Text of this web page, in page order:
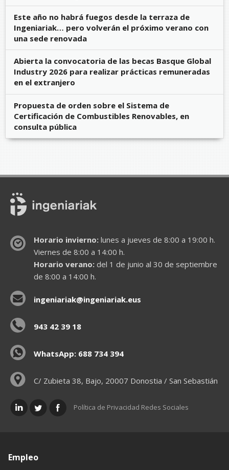
Este año no habrá fuegos desde la terraza de
Ingeniariak… pero volverán el próximo verano con
una sede renovada
Abierta la convocatoria de las becas Basque Global
Industry 2026 para realizar prácticas remuneradas
en el extranjero
Propuesta de orden sobre el Sistema de
Certificación de Combustibles Renovables, en
consulta pública
Horario invierno:lunes a jueves de 8:00 a 19:00 h.
Viernes de 8:00 a 14:00 h.
Horario verano:del 1 de junio al 30 de septiembre
de 8:00 a 14:00 h.
ingeniariak@ingeniariak.eus
943 42 39 18
WhatsApp: 688 734 394
C/ Zubieta 38, Bajo, 20007 Donostia / San Sebastián
Política de Privacidad Redes Sociales
Empleo